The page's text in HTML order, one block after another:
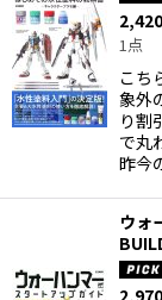
2,420
1点
こち
象外
り割
で丸
昨今
ウォ